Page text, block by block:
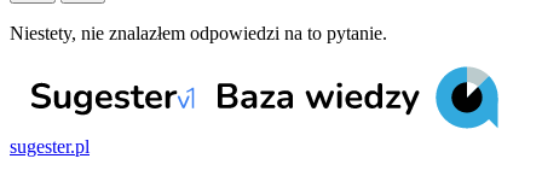
Niestety, nie znalazłem odpowiedzi na to pytanie.
sugester.pl